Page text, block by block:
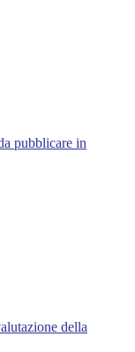
pubblicare in
della